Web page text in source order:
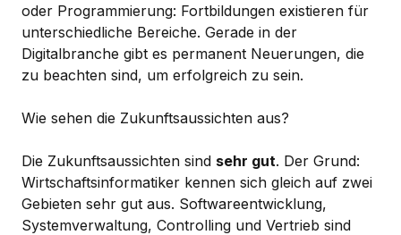
oder Programmierung: Fortbildungen existieren für
unterschiedliche Bereiche. Gerade in der
Digitalbranche gibt es permanent Neuerungen, die
zu beachten sind, um erfolgreich zu sein.
Wie sehen die Zukunftsaussichten aus?
Die Zukunftsaussichten sind sehr gut. Der Grund:
Wirtschaftsinformatiker kennen sich gleich auf zwei
Gebieten sehr gut aus. Softwareentwicklung,
Systemverwaltung, Controlling und Vertrieb sind